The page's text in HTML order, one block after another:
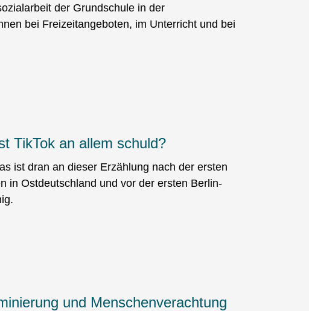
der Grundschule in der
bei Freizeitangeboten, im Unterricht und bei
TikTok an allem schuld?
ist dran an dieser Erzählung nach der ersten
in Ostdeutschland und vor der ersten Berlin-
und Menschenverachtung